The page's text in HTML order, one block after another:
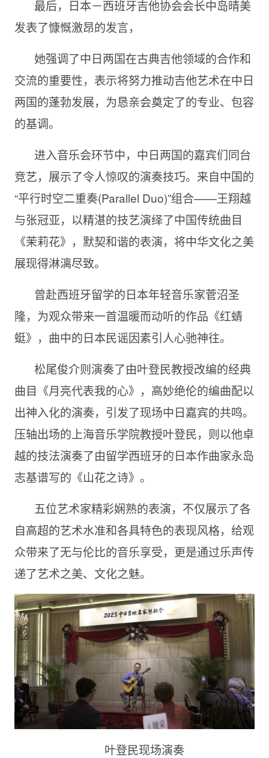
最后，日本－⻄班牙吉他协会会⻓中岛晴美
发表了慷慨激昂的发言，
她强调了中日两国在古典吉他领域的合作和
交流的重要性，表示将努力推动吉他艺术在中日
两国的蓬勃发展，为恳亲会奠定了的专业、包容
的基调。
进入音乐会环节中，中日两国的嘉宾们同台
竞艺，展示了令人惊叹的演奏技巧。来自中国的
“平行时空二重奏(Parallel Duo)”组合——王翔越
与张冠亚，以精湛的技艺演绎了中国传统曲目
《茉莉花》，默契和谐的表演，将中华文化之美
展现得淋漓尽致。
曾赴⻄班牙留学的日本年轻音乐家菅沼圣
隆，为观众带来一首温暖而动听的作品《红蜻
蜓》，曲中的日本⺠谣因素引人心驰神往。
松尾俊介则演奏了由叶登⺠教授改编的经典
曲目《月亮代表我的心》，高妙绝伦的编曲配以
出神入化的演奏，引发了现场中日嘉宾的共鸣。
压轴出场的上海音乐学院教授叶登⺠，则以他卓
越的技法演奏了由留学⻄班牙的日本作曲家永岛
志基谱写的《山花之诗》。
五位艺术家精彩娴熟的表演，不仅展示了各
自高超的艺术水准和各具特色的表现⻛格，给观
众带来了无与伦比的音乐享受，更是通过乐声传
递了艺术之美、文化之魅。
叶登民现场演奏